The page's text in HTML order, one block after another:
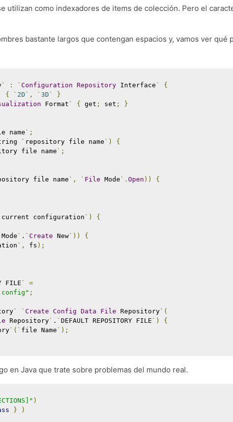
utilizan como indexadores de items de colección. Pero el
bastante largos que contengan espacios y, vamos ver qué
` : ` Configuration Repository Interface `
{
{ ` 2D `, ` 3D `
}
Format ` { get ; set ;
}
name `;
` repository file name `)
{
file name `;
file name `, ` File Mode `. Open ))
{
current configuration `)
{
Mode ` . ` Create New`))
{
`, fs );
FILE `
=
;
` ` Create Config Data File Repository`(
Repository` . ` DEFAULT REPOSITORY FILE `)
{
`(` file Name `);
en Java que trate sobre problemas del mundo real.
)
}
)